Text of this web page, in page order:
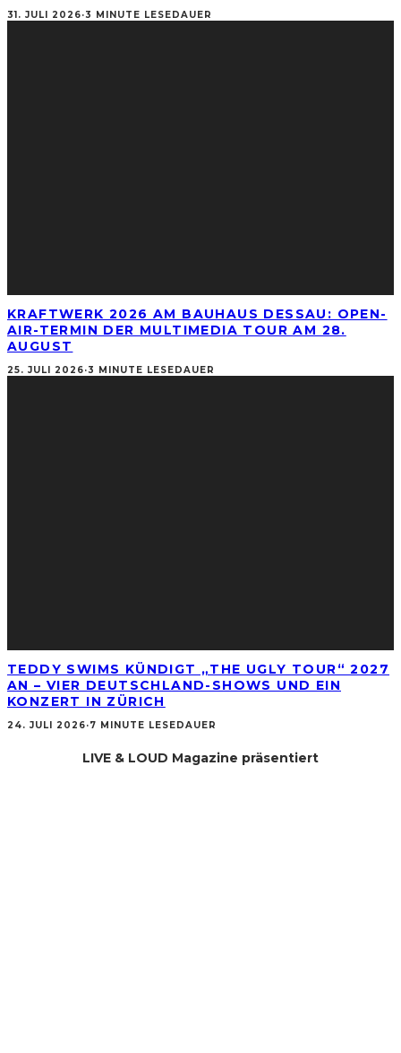
31. JULI 2026·3 MINUTE LESEDAUER
KRAFTWERK 2026 AM BAUHAUS DESSAU: OPEN-
AIR-TERMIN DER MULTIMEDIA TOUR AM 28.
AUGUST
25. JULI 2026·3 MINUTE LESEDAUER
TEDDY SWIMS KÜNDIGT „THE UGLY TOUR“ 2027
AN – VIER DEUTSCHLAND-SHOWS UND EIN
KONZERT IN ZÜRICH
24. JULI 2026·7 MINUTE LESEDAUER
LIVE & LOUD Magazine präsentiert